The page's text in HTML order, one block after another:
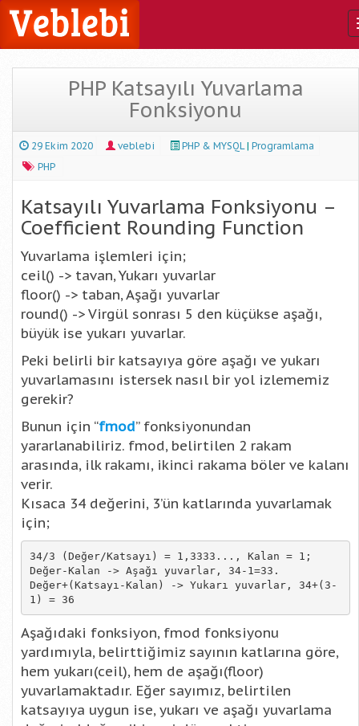
PHP Katsayılı Yuvarlama
Fonksiyonu
29 Ekim 2020 veblebi PHP & MYSQL| Programlama
PHP
Katsayılı Yuvarlama Fonksiyonu –
Coefficient Rounding Function
Yuvarlama işlemleri için;
ceil() -> tavan, Yukarı yuvarlar
floor() -> taban, Aşağı yuvarlar
round() -> Virgül sonrası 5 den küçükse aşağı,
büyük ise yukarı yuvarlar.
Peki belirli bir katsayıya göre aşağı ve yukarı
yuvarlamasını istersek nasıl bir yol izlememiz
gerekir?
Bunun için “fmod” fonksiyonundan
yararlanabiliriz. fmod, belirtilen 2 rakam
arasında, ilk rakamı, ikinci rakama böler ve kalanı
verir.
Kısaca 34 değerini, 3’ün katlarında yuvarlamak
için;
34/3 (Değer/Katsayı) = 1,3333..., Kalan = 1;
Değer-Kalan -> Aşağı yuvarlar, 34-1=33.
Değer+(Katsayı-Kalan) -> Yukarı yuvarlar, 34+(3-
1) = 36
Aşağıdaki fonksiyon, fmod fonksiyonu
yardımıyla, belirttiğimiz sayının katlarına göre,
hem yukarı(ceil), hem de aşağı(floor)
yuvarlamaktadır. Eğer sayımız, belirtilen
katsayıya uygun ise, yukarı ve aşağı yuvarlama